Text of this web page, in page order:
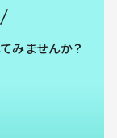
みませんか？